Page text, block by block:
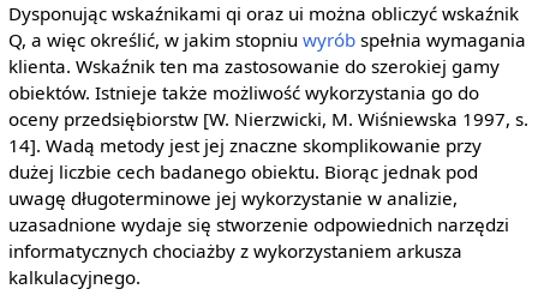
Dysponując wskaźnikami qi oraz ui można obliczyć wskaźnik
Q, a więc określić, w jakim stopniu wyróbspełnia wymagania
klienta. Wskaźnik ten ma zastosowanie do szerokiej gamy
obiektów. Istnieje także możliwość wykorzystania go do
oceny przedsiębiorstw [W. Nierzwicki, M. Wiśniewska 1997, s.
14]. Wadą metody jest jej znaczne skomplikowanie przy
dużej liczbie cech badanego obiektu. Biorąc jednak pod
uwagę długoterminowe jej wykorzystanie w analizie,
uzasadnione wydaje się stworzenie odpowiednich narzędzi
informatycznych chociażby z wykorzystaniem arkusza
kalkulacyjnego.